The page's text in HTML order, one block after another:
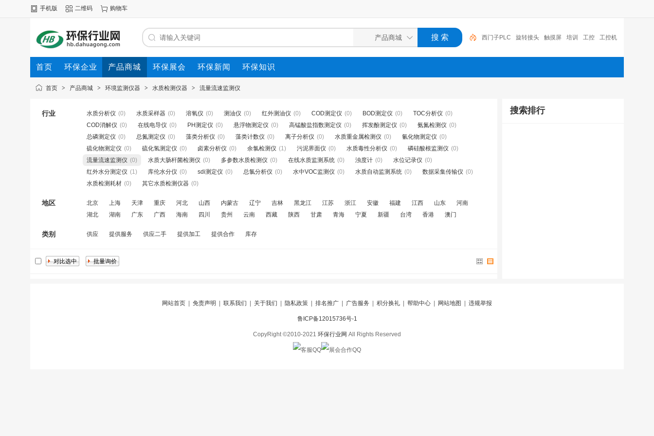
手机版 二维码 购物车
西门子PLC 旋转接头 触摸屏 培训 工控 工控机
变送器 球阀 plc 阀门
首页 环保企业 产品商城 环保展会 环保新闻 环保知识
首页 > 产品商城 > 环境监测仪器 > 水质检测仪器 > 流量流速监测仪
行业 水质分析仪 (0) 水质采样器 (0) 溶氧仪 (0) 测油仪 (0) 红外测油仪 (0) COD测定仪 (0) BOD测定仪 (0) TOC分析仪 (0)
COD消解仪 (0) 在线电导仪 (0) PH测定仪 (0) 悬浮物测定仪 (0) 高锰酸盐指数测定仪 (0) 挥发酚测定仪 (0) 氨氮检测仪 (0)
总磷测定仪 (0) 总氮测定仪 (0) 藻类分析仪 (0) 藻类计数仪 (0) 离子分析仪 (0) 水质重金属检测仪 (0) 氰化物测定仪 (0)
硫化物测定仪 (0) 硫化氢测定仪 (0) 卤素分析仪 (0) 余氯检测仪 (1) 污泥界面仪 (0) 水质毒性分析仪 (0) 磷硅酸根监测仪 (0)
流量流速监测仪 (0) 水质大肠杆菌检测仪 (0) 多参数水质检测仪 (0) 在线水质监测系统 (0) 浊度计 (0) 水位记录仪 (0)
红外水分测定仪 (1) 库伦水分仪 (0) sdi测定仪 (0) 总氯分析仪 (0) 水中VOC监测仪 (0) 水质自动监测系统 (0) 数据采集传输仪 (0)
水质检测耗材 (0) 其它水质检测仪器 (0)
地区 北京 上海 天津 重庆 河北 山西 内蒙古 辽宁 吉林 黑龙江 江苏 浙江 安徽 福建 江西 山东
河南
湖北
湖南 广东 广西 海南 四川 贵州 云南 西藏 陕西 甘肃 青海 宁夏 新疆 台湾 香港 澳门
类别 供应 提供服务 供应二手 提供加工 提供合作 库存
搜索排行
网站首页 免责声明 联系我们 关于我们 隐私政策 排名推广 广告服务 积分换礼 帮助中心 网站地图 违规举报
鲁ICP备12015736号-1
CopyRight ©2010-2021 环保行业网 All Rights Reserved